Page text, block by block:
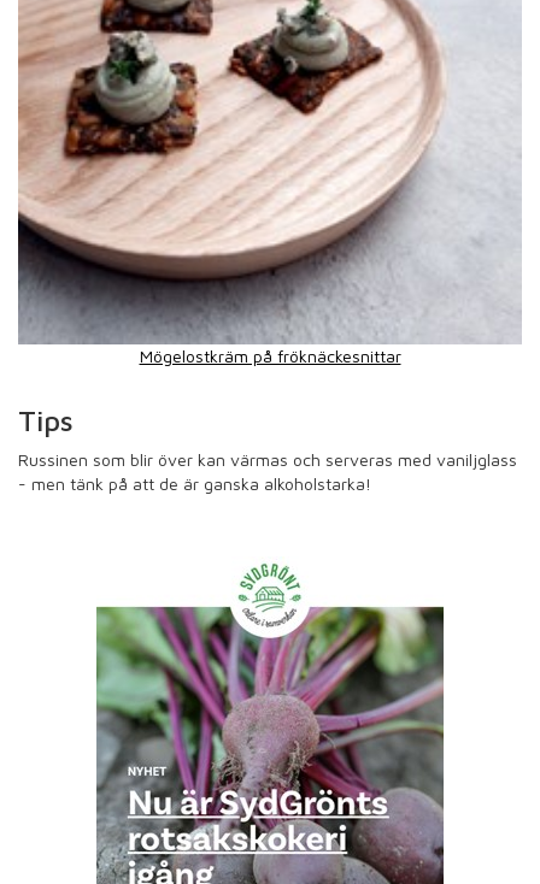
Mögelostkräm på fröknäckesnittar
Tips
Russinen som blir över kan värmas och serveras med vaniljglass
- men tänk på att de är ganska alkoholstarka!